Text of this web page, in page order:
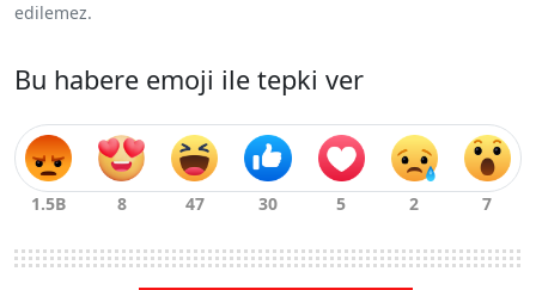
edilemez.
Bu habere emoji ile tepki ver